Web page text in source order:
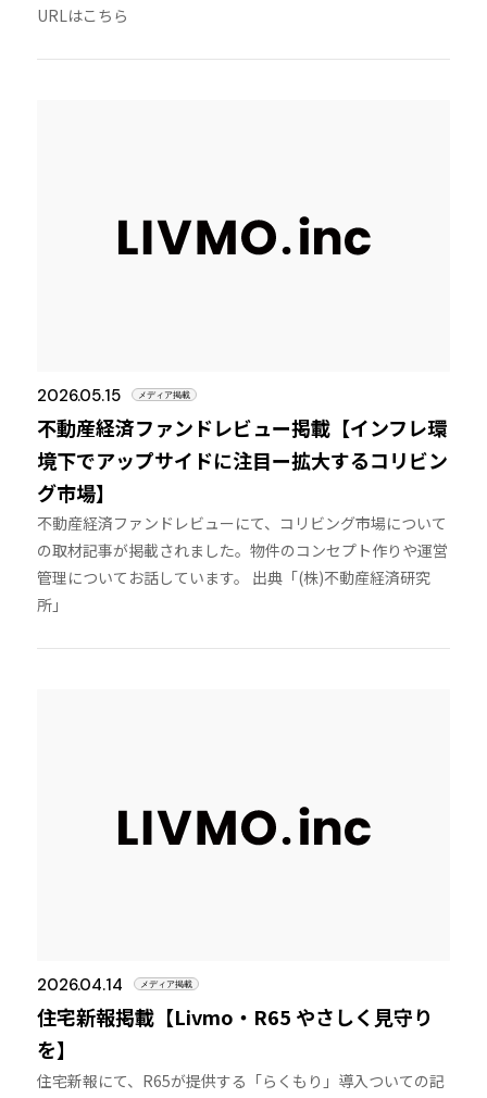
URLはこちら
2026.05.15 メディア掲載
不動産経済ファンドレビュー掲載【インフレ環
境下でアップサイドに注目ー拡大するコリビン
グ市場】
不動産経済ファンドレビューにて、コリビング市場について
の取材記事が掲載されました。物件のコンセプト作りや運営
管理についてお話しています。 出典「(株)不動産経済研究
所」
2026.04.14 メディア掲載
住宅新報掲載【Livmo・R65 やさしく見守り
を】
住宅新報にて、R65が提供する「らくもり」導入ついての記